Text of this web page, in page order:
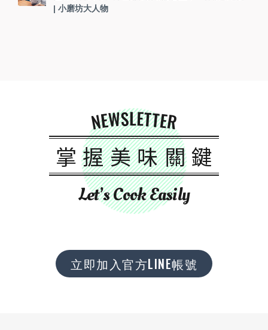
| 小磨坊大人物
NEWSLETTER
掌握美味關鍵
Let’s Cook Easily
立即加入官方LINE帳號